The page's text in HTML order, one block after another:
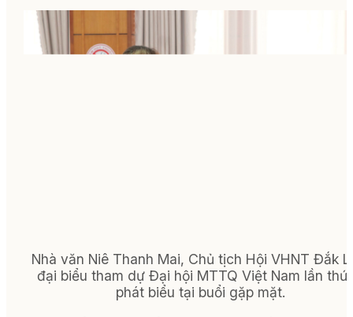
Nhà văn Niê Thanh Mai, Chủ tịch Hội VHNT Đắk
đại biểu tham dự Đại hội MTTQ Việt Nam lần thứ
phát biểu tại buổi gặp mặt.